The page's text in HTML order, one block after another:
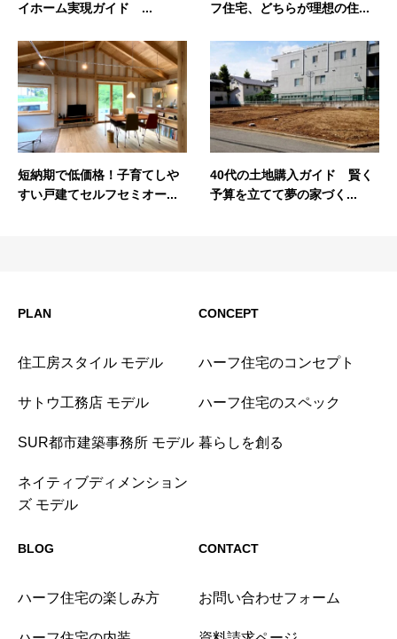
イホーム実現ガイド ...
フ住宅、どちらが理想の住...
短納期で低価格！子育てしや
すい戸建てセルフセミオー...
40代の土地購入ガイド 賢く
予算を立てて夢の家づく...
PLAN
住工房スタイル モデル
サトウ工務店 モデル
SUR都市建築事務所 モデル
ネイティブディメンション
ズ モデル
CONCEPT
ハーフ住宅のコンセプト
ハーフ住宅のスペック
暮らしを創る
BLOG
ハーフ住宅の楽しみ方
CONTACT
お問い合わせフォーム